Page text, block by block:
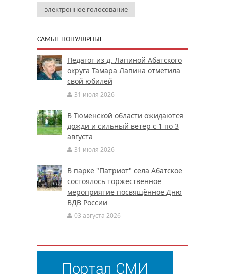
электронное голосование
САМЫЕ ПОПУЛЯРНЫЕ
Педагог из д. Лапиной Абатского
округа Тамара Лапина отметила
свой юбилей
31 июля 2026
В Тюменской области ожидаются
дожди и сильный ветер с 1 по 3
августа
31 июля 2026
В парке "Патриот" села Абатское
состоялось торжественное
мероприятие посвящённое Дню
ВДВ России
03 августа 2026